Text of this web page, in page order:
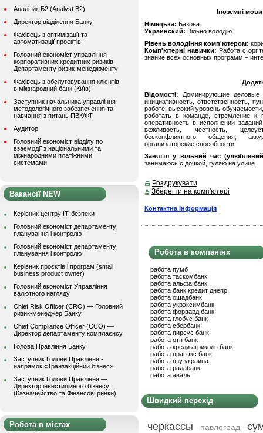
Аналітик Б2 (Analyst B2)
Директор відділення Банку
Фахівець з оптимізації та
автоматизації проєктів
Головний економіст управління
корпоративних кредитних ризиків
Департаменту ризик-менеджменту
Фахівець з обслуговування клієнтів
в міжнародний банк (Київ)
Заступник начальника управління
методологічного забезпечення та
навчання з питань ПВК/ФТ
Аудитор
Головний економіст відділу по
взаємодії з національними та
міжнародними платіжними
системами
Вакансії NEW
Керівник центру ІТ-безпеки
Головний економіст департаменту
планування і контролю
Головний економіст департаменту
планування і контролю
Керівник проєктів і програм (small
business product owner)
Головний економіст Управління
валютного нагляду
Chief Risk Officer (CRO) — Головний
ризик-менеджер Банку
Chief Compliance Officer (CCO) —
Директор департаменту комплаєнсу
Голова Правління Банку
Заступник Голови Правління -
напрямок «Транзакційний бізнес»
Заступник Голови Правління —
Директор інвестиційного бізнесу
(Казначейство та Фінансові ринки)
Робота в містах
Іноземні
Німецька: Базова
Украинский: Вільно володію
Рівень володіння комп'ютером:
Комп'ютерні навички: Работа с
знание всех основных программ +
Відомості: Доминирующие деловые
инициативность, ответственность,
работе, высокий уровень
работать в команде, стремление к
оперативность в исполнении
вежливость, честность,
бесконфликтного общения,
организаторские способности
Заняття у вільний час
занимаюсь с дочкой, гуляю на улице.
Роздрукувати
Зберегти на комп'ютері
Контактна інформація
Робота в компаніях
работа пумб
работа таскомбанк
работа альфа банк
работа банк кредит днепр
работа ощадбанк
работа укрэксимбанк
работа форвард банк
работа глобус банк
работа сбербанк
работа пиреус банк
работа отп банк
работа креди агриколь банк
работа правэкс банк
работа пзу украина
работа радабанк
работа аваль
Швидкий перехід
черкассы павлоград